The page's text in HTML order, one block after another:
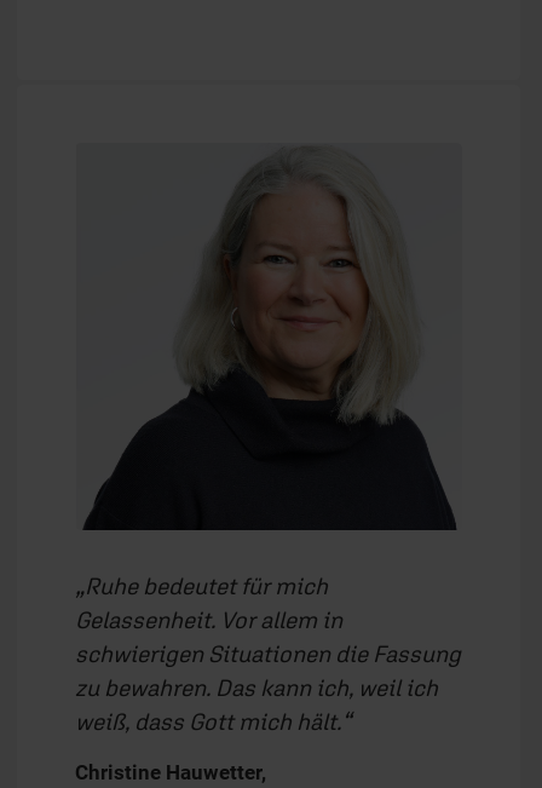
Ruhe bedeutet für mich
Gelassenheit. Vor allem in
schwierigen Situationen die Fassung
zu bewahren. Das kann ich, weil ich
weiß, dass Gott mich hält.
Christine Hauwetter,